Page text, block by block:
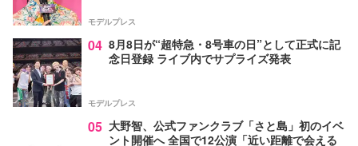
モデルプレス
04 8月8日が“超特急・8号車の日”として正式に記
念日登録 ライブ内でサプライズ発表
モデルプレス
05 大野智、公式ファンクラブ「さと島」初のイベ
ント開催へ 全国で12公演「近い距離で会える